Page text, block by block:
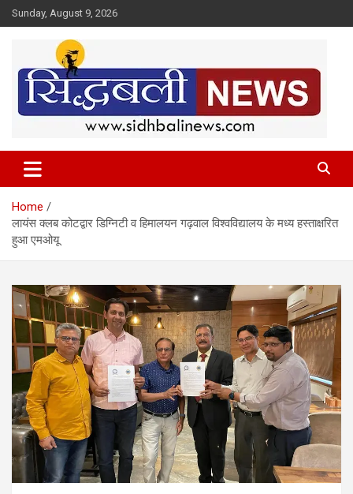
Skip
to
Sunday, August 9, 2026
Sidhbali News
Home
लायंस क्लब कोटद्वार डिग्निटी व हिमालयन गढ़वाल विश्वविद्यालय के मध्य हस्ताक्षरित
हुआ एमओयू